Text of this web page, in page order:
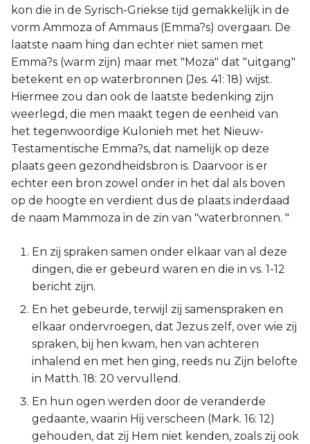
kon die in de Syrisch-Griekse tijd gemakkelijk in de
vorm Ammoza of Ammaus (Emma?s) overgaan. De
laatste naam hing dan echter niet samen met
Emma?s (warm zijn) maar met "Moza" dat "uitgang"
betekent en op waterbronnen (Jes. 41: 18) wijst.
Hiermee zou dan ook de laatste bedenking zijn
weerlegd, die men maakt tegen de eenheid van
het tegenwoordige Kulonieh met het Nieuw-
Testamentische Emma?s, dat namelijk op deze
plaats geen gezondheidsbron is. Daarvoor is er
echter een bron zowel onder in het dal als boven
op de hoogte en verdient dus de plaats inderdaad
de naam Mammoza in de zin van "waterbronnen. "
En zij spraken samen onder elkaar van al deze
dingen, die er gebeurd waren en die in vs. 1-12
bericht zijn.
En het gebeurde, terwijl zij samenspraken en
elkaar ondervroegen, dat Jezus zelf, over wie zij
spraken, bij hen kwam, hen van achteren
inhalend en met hen ging, reeds nu Zijn belofte
in Matth. 18: 20 vervullend.
En hun ogen werden door de veranderde
gedaante, waarin Hij verscheen (Mark. 16: 12)
gehouden, dat zij Hem niet kenden, zoals zij ook